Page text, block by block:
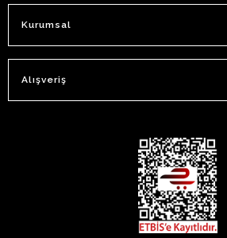
Kurumsal
Alışveriş